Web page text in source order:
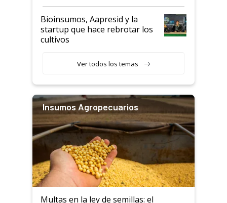
Bioinsumos, Aapresid y la
startup que hace rebrotar los
cultivos
Ver todos los temas
Insumos Agropecuarios
Multas en la ley de semillas: el